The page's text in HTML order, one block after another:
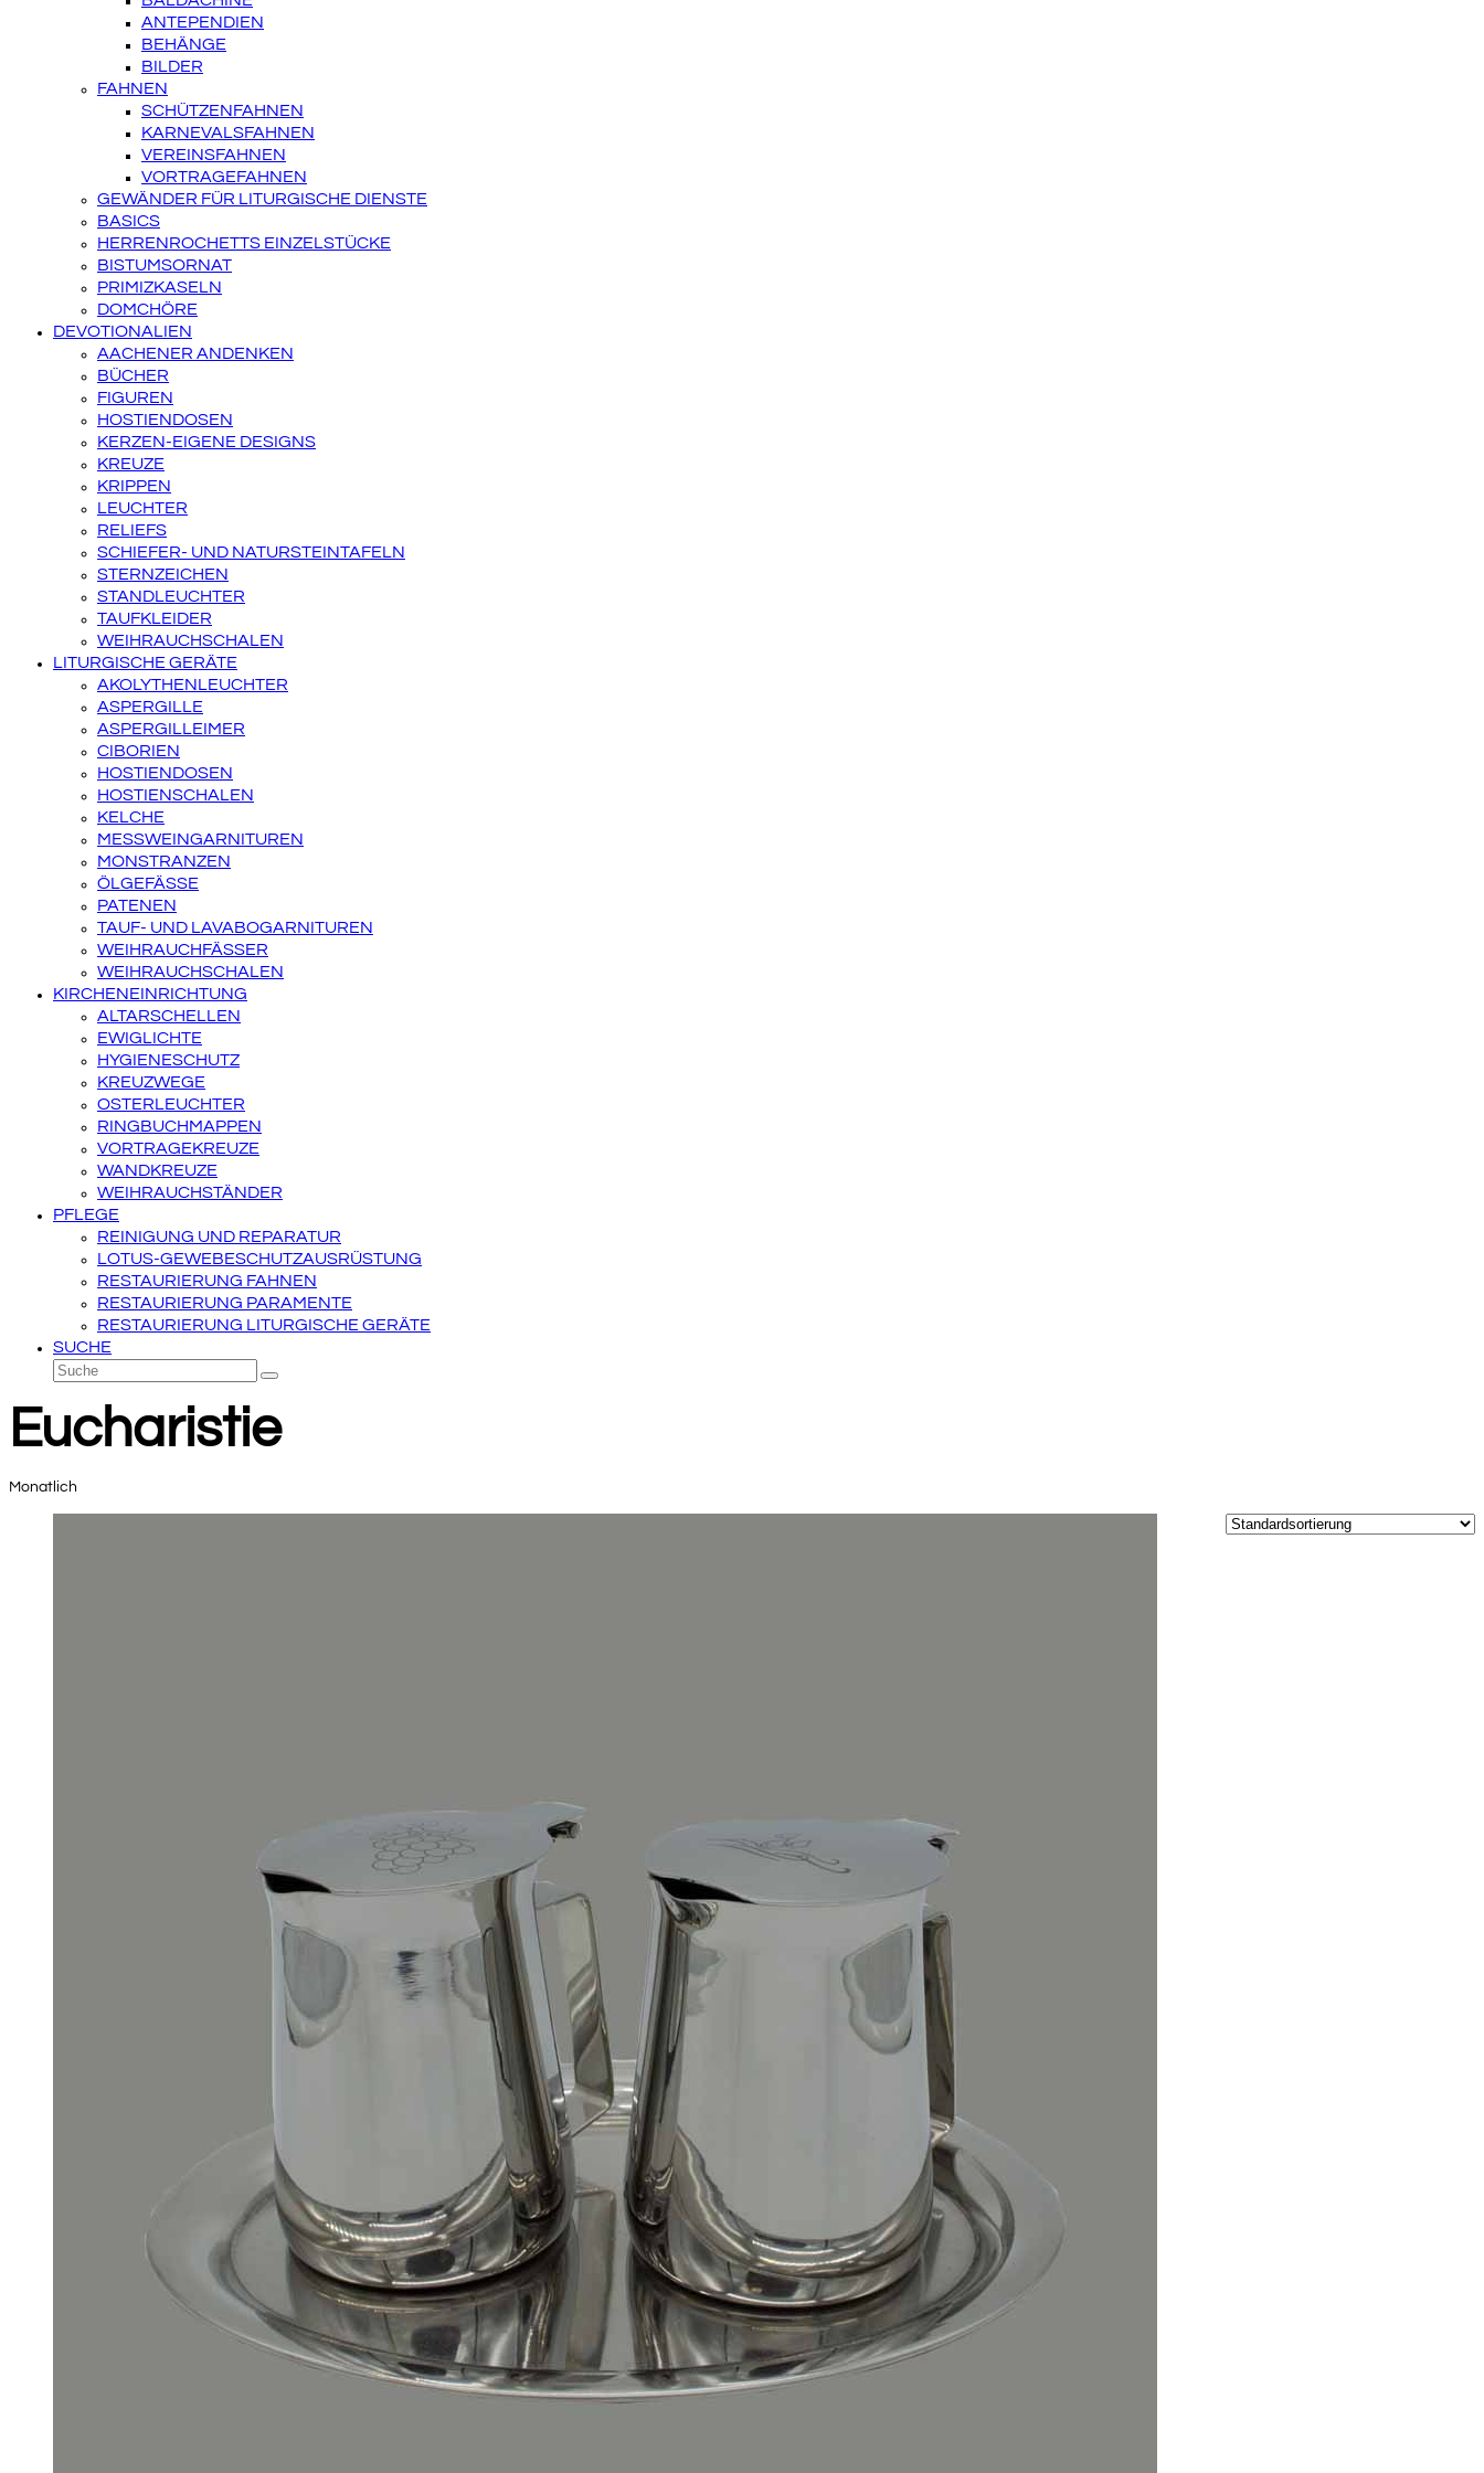
ANTEPENDIEN
BEHÄNGE
BILDER
FAHNEN
SCHÜTZENFAHNEN
KARNEVALSFAHNEN
VEREINSFAHNEN
VORTRAGEFAHNEN
GEWÄNDER FÜR LITURGISCHE DIENSTE
BASICS
HERRENROCHETTS EINZELSTÜCKE
BISTUMSORNAT
PRIMIZKASELN
DOMCHÖRE
DEVOTIONALIEN
AACHENER ANDENKEN
BÜCHER
FIGUREN
HOSTIENDOSEN
KERZEN-EIGENE DESIGNS
KREUZE
KRIPPEN
LEUCHTER
RELIEFS
SCHIEFER- UND NATURSTEINTAFELN
STERNZEICHEN
STANDLEUCHTER
TAUFKLEIDER
WEIHRAUCHSCHALEN
LITURGISCHE GERÄTE
AKOLYTHENLEUCHTER
ASPERGILLE
ASPERGILLEIMER
CIBORIEN
HOSTIENDOSEN
HOSTIENSCHALEN
KELCHE
MESSWEINGARNITUREN
MONSTRANZEN
ÖLGEFÄSSE
PATENEN
TAUF- UND LAVABOGARNITUREN
WEIHRAUCHFÄSSER
WEIHRAUCHSCHALEN
KIRCHENEINRICHTUNG
ALTARSCHELLEN
EWIGLICHTE
HYGIENESCHUTZ
KREUZWEGE
OSTERLEUCHTER
RINGBUCHMAPPEN
VORTRAGEKREUZE
WANDKREUZE
WEIHRAUCHSTÄNDER
PFLEGE
REINIGUNG UND REPARATUR
LOTUS-GEWEBESCHUTZAUSRÜSTUNG
RESTAURIERUNG FAHNEN
RESTAURIERUNG PARAMENTE
RESTAURIERUNG LITURGISCHE GERÄTE
SUCHE
Suche
Senden
Eucharistie
Monatlich